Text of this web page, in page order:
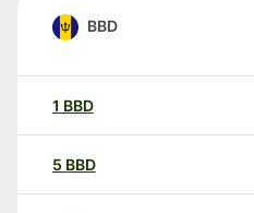
BBD
1 BBD
5 BBD